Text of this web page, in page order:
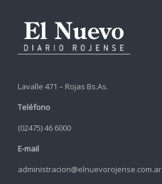
Lavalle 471 – Rojas Bs.As.
Teléfono
(02475) 46 6000
E-mail
administracion@elnuevorojense.com.ar